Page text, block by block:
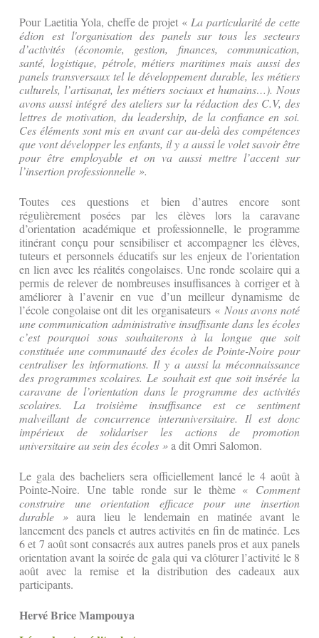
Pour Laetitia Yola, cheffe de projet «La particularité de cette
édion est l'organisation des panels sur tous les secteurs
d’activités (économie, gestion, finances, communication,
santé, logistique, pétrole, métiers maritimes mais aussi des
panels transversaux tel le développement durable, les métiers
culturels, l’artisanat, les métiers sociaux et humains…). Nous
avons aussi intégré des ateliers sur la rédaction des C.V, des
lettres de motivation, du leadership, de la confiance en soi.
Ces éléments sont mis en avant car au-delà des compétences
que vont développer les enfants, il y a aussi le volet savoir être
pour être employable et on va aussi mettre l’accent sur
l’insertion professionnelle ».
Toutes ces questions et bien d’autres encore sont
régulièrement posées par les élèves lors la caravane
d’orientation académique et professionnelle, le programme
itinérant conçu pour sensibiliser et accompagner les élèves,
tuteurs et personnels éducatifs sur les enjeux de l’orientation
en lien avec les réalités congolaises. Une ronde scolaire qui a
permis de relever de nombreuses insuffisances à corriger et à
améliorer à l’avenir en vue d’un meilleur dynamisme de
l’école congolaise ont dit les organisateurs « Nous avons noté
une communication administrative insuffisante dans les écoles
c’est pourquoi sous souhaiterons à la longue que soit
constituée une communauté des écoles de Pointe-Noire pour
centraliser les informations. Il y a aussi la méconnaissance
des programmes scolaires. Le souhait est que soit insérée la
caravane de l’orientation dans le programme des activités
scolaires. La troisième insuffisance est ce sentiment
malveillant de concurrence interuniversitaire. Il est donc
impérieux de solidariser les actions de promotion
universitaire au sein des écoles »a dit Omri Salomon.
Le gala des bacheliers sera officiellement lancé le 4 août à
Pointe-Noire. Une table ronde sur le thème « Comment
construire une orientation efficace pour une insertion
durable »aura lieu le lendemain en matinée avant le
lancement des panels et autres activités en fin de matinée. Les
6 et 7 août sont consacrés aux autres panels pros et aux panels
orientation avant la soirée de gala qui va clôturer l’activité le 8
août avec la remise et la distribution des cadeaux aux
participants.
Hervé Brice Mampouya